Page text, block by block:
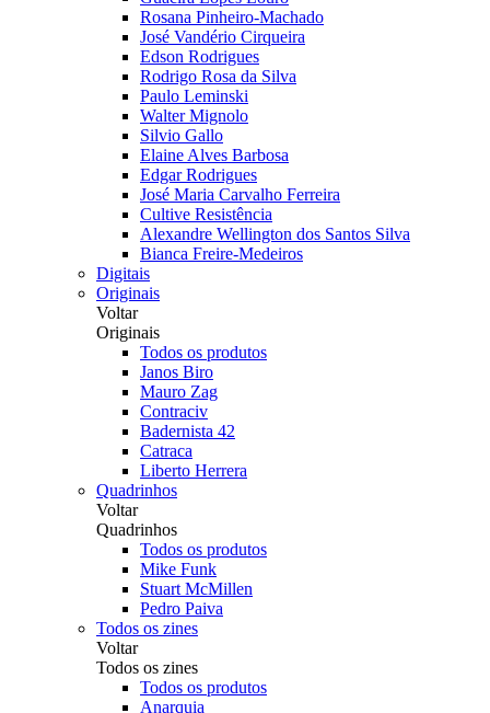
Rosana Pinheiro-Machado
José Vandério Cirqueira
Edson Rodrigues
Rodrigo Rosa da Silva
Paulo Leminski
Walter Mignolo
Silvio Gallo
Elaine Alves Barbosa
Edgar Rodrigues
José Maria Carvalho Ferreira
Cultive Resistência
Alexandre Wellington dos Santos Silva
Bianca Freire-Medeiros
Digitais
Originais
Voltar
Originais
Todos os produtos
Janos Biro
Mauro Zag
Contraciv
Badernista 42
Catraca
Liberto Herrera
Quadrinhos
Voltar
Quadrinhos
Todos os produtos
Mike Funk
Stuart McMillen
Pedro Paiva
Todos os zines
Voltar
Todos os zines
Todos os produtos
Anarquia